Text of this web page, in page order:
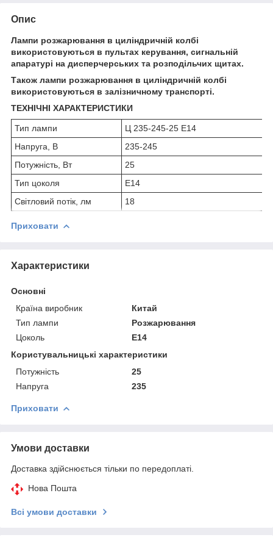
Опис
Лампи розжарювання в циліндричній колбі
використовуються в пультах керування, сигнальній
апаратурі на дисперчерських та розподільчих щитах.
Також лампи розжарювання в циліндричній колбі
використовуються в залізничному транспорті.
ТЕХНІЧНІ ХАРАКТЕРИСТИКИ
Тип лампи
Ц 235-245-25 Е14
Напруга, В
235-245
Потужність, Вт
25
Тип цоколя
Е14
Світловий потік, лм
18
Приховати
Характеристики
Основні
Країна виробник
Китай
Тип лампи
Розжарювання
Цоколь
E14
Користувальницькі характеристики
Потужність
25
Напруга
235
Приховати
Умови доставки
Доставка здійснюється тільки по передоплаті.
Нова Пошта
Всі умови доставки